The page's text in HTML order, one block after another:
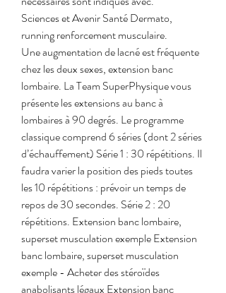
Sciences et Avenir Santé Dermato,
running renforcement musculaire.
Une augmentation de lacné est fréquente
chez les deux sexes, extension banc
lombaire. La Team SuperPhysique vous
présente les extensions au banc à
lombaires à 90 degrés. Le programme
classique comprend 6 séries (dont 2 séries
d’échauffement) Série 1 : 30 répétitions. Il
faudra varier la position des pieds toutes
les 10 répétitions : prévoir un temps de
repos de 30 secondes. Série 2 : 20
répétitions. Extension banc lombaire,
superset musculation exemple Extension
banc lombaire, superset musculation
exemple - Acheter des stéroïdes
anabolisants légaux Extension banc